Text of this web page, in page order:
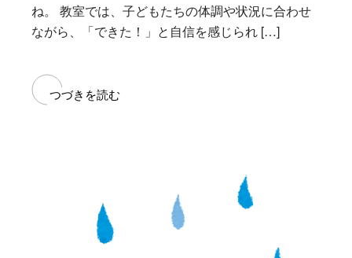
ね。 教室では、子どもたちの体調や状況に合わせ
ながら、「できた！」と自信を感じられ […]
つづきを読む